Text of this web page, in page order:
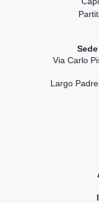
Via Carlo
Largo